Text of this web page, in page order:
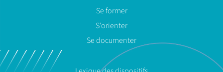
Se former
S'orienter
Se documenter